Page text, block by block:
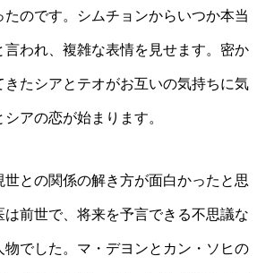
たのです。シムチョンからいつか本当
言われ、複雑な表情を見せます。密か
きたシアとテオがお互いの気持ちに気
アの恋が始まります。
世との関係の解き方が面白かったと思
は前世で、将来を予言できる不思議な
物でした。マ・デヨンとカン・ソヒの